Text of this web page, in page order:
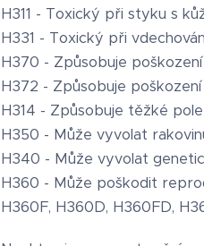
H311 - Toxický při styku s
H331 - Toxický při
H370 - Způsobuje
H372 - Způsobuje
H314 - Způsobuje těžké
H350 - Může vyvolat
H340 - Může vyvolat
H360 - Může poškodit
H360F, H360D, H360FD,